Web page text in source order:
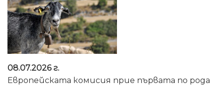
08.07.2026 г.
Европейската комисия прие първата по рода